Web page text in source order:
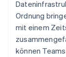
Ordnung
mit einem
können